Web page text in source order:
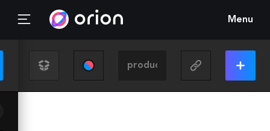
Menu